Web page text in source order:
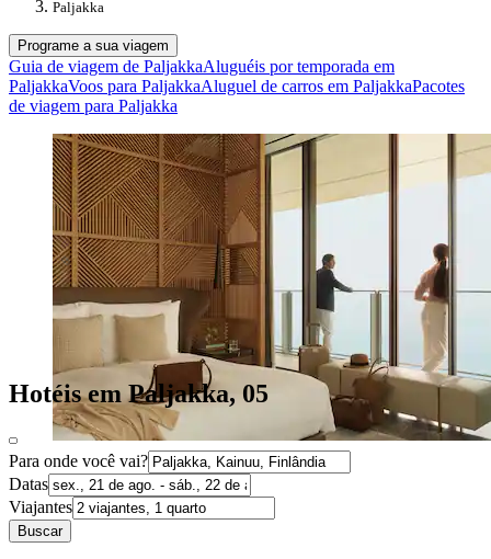
Paljakka
Programe a sua viagem
Guia de viagem de PaljakkaAluguéis por temporada em
PaljakkaVoos para PaljakkaAluguel de carros em PaljakkaPacotes
de viagem para Paljakka
Hotéis em Paljakka, 05
Para onde você vai?
Datas
Viajantes
Buscar